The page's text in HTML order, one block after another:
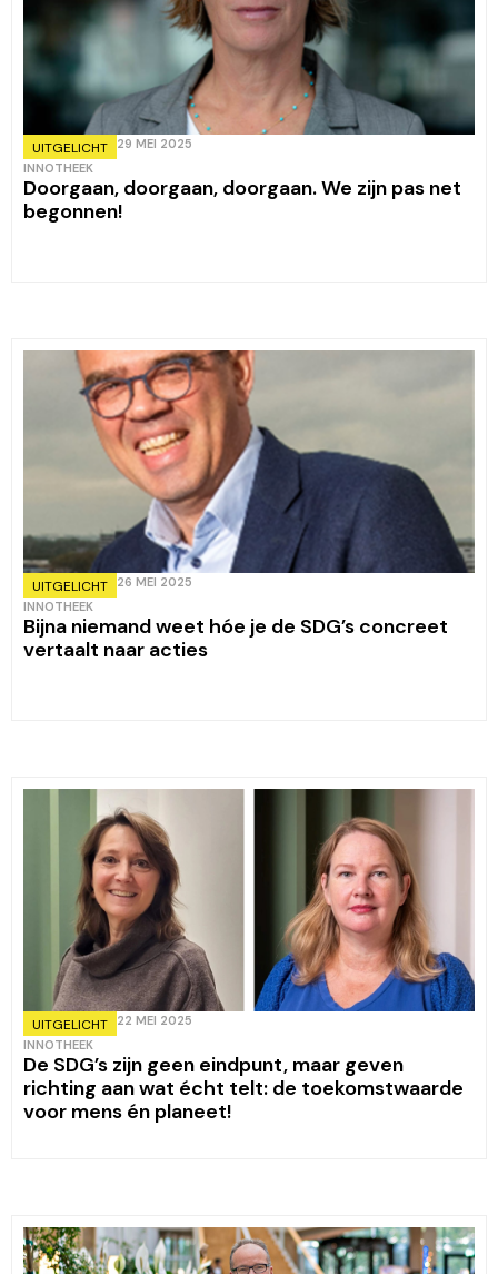
UITGELICHT
29 MEI 2025
INNOTHEEK
Doorgaan, doorgaan, doorgaan. We zijn pas net
begonnen!
UITGELICHT
26 MEI 2025
INNOTHEEK
Bijna niemand weet hóe je de SDG’s concreet
vertaalt naar acties
UITGELICHT
22 MEI 2025
INNOTHEEK
De SDG’s zijn geen eindpunt, maar geven
richting aan wat écht telt: de toekomstwaarde
voor mens én planeet!